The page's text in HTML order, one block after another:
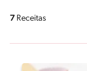
7 Receitas